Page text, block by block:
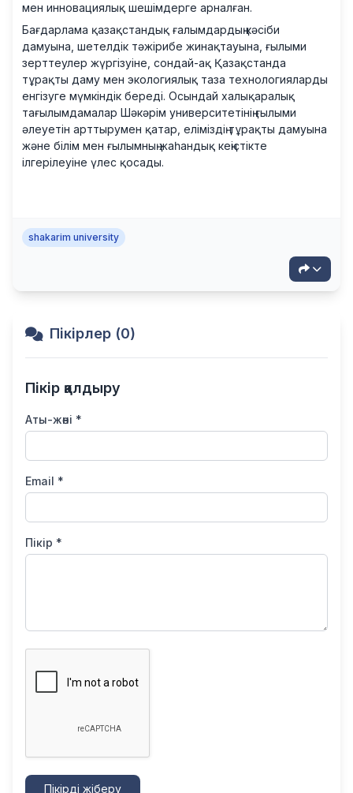
мен инновациялық шешімдерге арналған.
Бағдарлама қазақстандық ғалымдардың кәсіби
дамуына, шетелдік тәжірибе жинақтауына, ғылыми
зерттеулер жүргізуіне, сондай-ақ Қазақстанда
тұрақты даму мен экологиялық таза технологияларды
енгізуге мүмкіндік береді. Осындай халықаралық
тағылымдамалар Шәкәрім университетінің ғылыми
әлеуетін арттырумен қатар, еліміздің тұрақты дамуына
және білім мен ғылымның жаһандық кеңістікте
ілгерілеуіне үлес қосады.
shakarim university
Пікірлер (0)
Пікір қалдыру
Аты-жөні *
Email *
Пікір *
Пікірді жіберу